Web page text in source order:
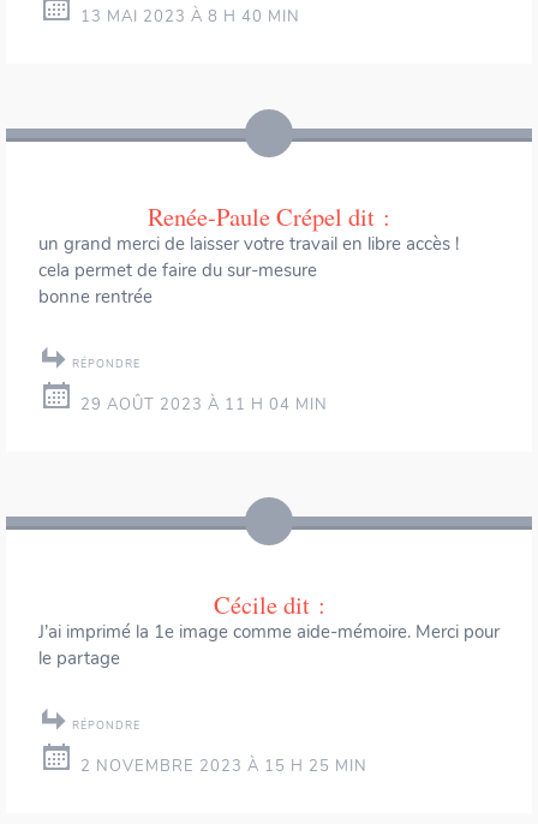
13 MAI 2023 À 8 H 40 MIN
Renée-Paule Crépel dit :
un grand merci de laisser votre travail en libre accès !
cela permet de faire du sur-mesure
bonne rentrée
RÉPONDRE
29 AOÛT 2023 À 11 H 04 MIN
Céciledit :
J’ai imprimé la 1e image comme aide-mémoire. Merci pour
le partage
RÉPONDRE
2 NOVEMBRE 2023 À 15 H 25 MIN